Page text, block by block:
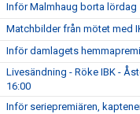
Inför Malmhaug borta lördag
Matchbilder från mötet med
Inför damlagets
Livesändning - Röke IBK -
16:00
Inför seriepremiären,